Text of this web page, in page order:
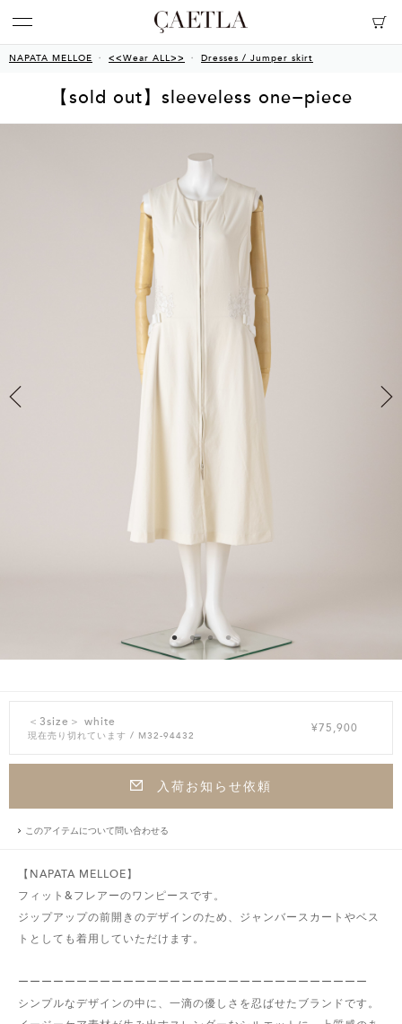
NAPATA MELLOE <<Wear ALL>> Dresses / Jumper skirt
【sold out】sleeveless one−piece
＜3size＞ white
現在売り切れています / M32-94432
¥75,900
入荷お知らせ依頼
このアイテムについて問い合わせる
【NAPATA MELLOE】
フィット&フレアーのワンピースです。
ジップアップの前開きのデザインのため、ジャンバースカートやベス
トとしても着用していただけます。
ーーーーーーーーーーーーーーーーーーーーーーーーーーーーーー
シンプルなデザインの中に、一滴の優しさを忍ばせたブランドです。